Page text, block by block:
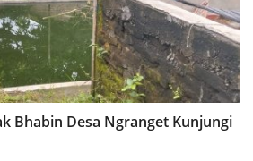
Bhabin Desa Ngranget Kunjungi